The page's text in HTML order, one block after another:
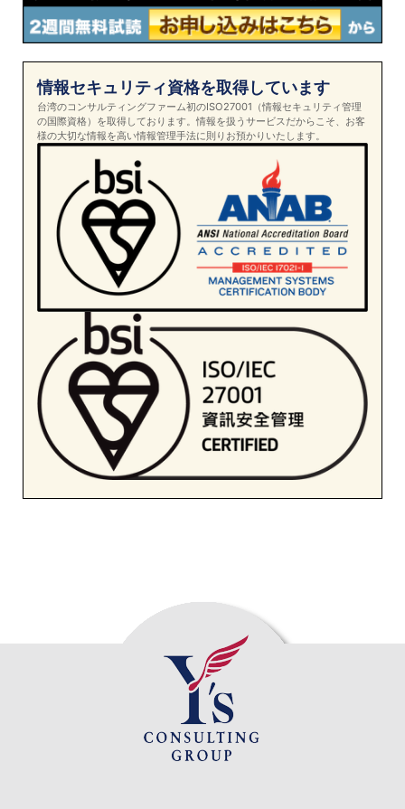
情報セキュリティ資格を取得しています
台湾のコンサルティングファーム初のISO27001（情報セキュリティ管理
の国際資格）を取得しております。情報を扱うサービスだからこそ、お客
様の大切な情報を高い情報管理手法に則りお預かりいたします。